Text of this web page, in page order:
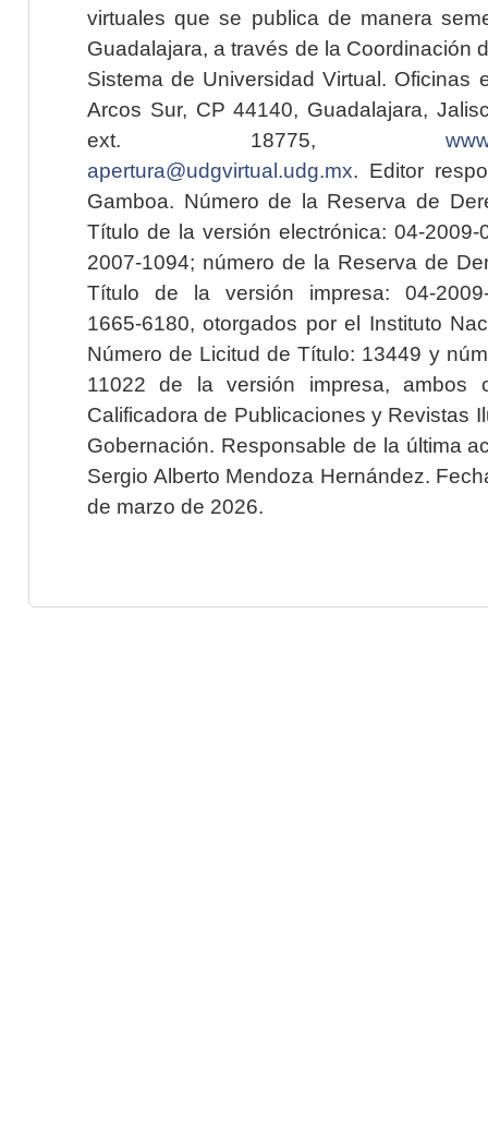
virtuales que se publica de manera
Guadalajara, a través de la Coordinación
Sistema de Universidad Virtual. Oficinas
Arcos Sur, CP 44140, Guadalajara,
ext. 18775,
apertura@udgvirtual.udg.mx. Editor
Gamboa. Número de la Reserva de
Título de la versión electrónica: 04-2009-
2007-1094; número de la Reserva de
Título de la versión impresa: 04-2009-
1665-6180, otorgados por el Instituto
Número de Licitud de Título: 13449 y
11022 de la versión impresa, ambos
Calificadora de Publicaciones y Revistas
Gobernación. Responsable de la última
Sergio Alberto Mendoza Hernández.
de marzo de 2026.